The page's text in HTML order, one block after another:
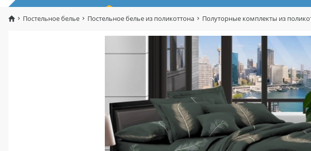
Постельное белье Постельное белье из поликоттона Полуторные комплекты из